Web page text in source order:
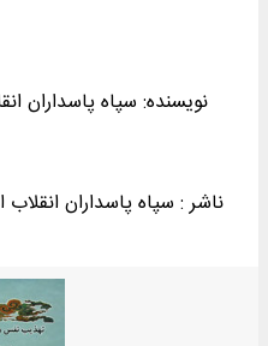
نویسنده: سپاه پاسداران
ناشر : سپاه پاسداران